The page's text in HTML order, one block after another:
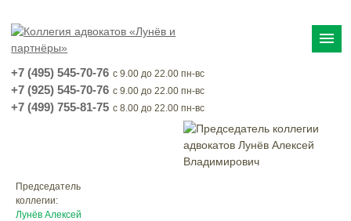
+7 (495) 545-70-76 с 9.00 до 22.00 пн-вс
+7 (925) 545-70-76 с 9.00 до 22.00 пн-вс
+7 (499) 755-81-75 с 8.00 до 22.00 пн-вс
menu
Председатель
коллегии:
Лунёв Алексей